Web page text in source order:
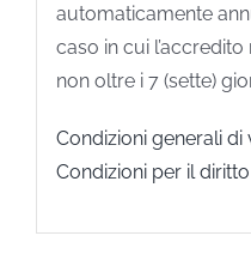
automaticamente
caso in cui
non oltre i 7 (sette)
Condizioni generali di
Condizioni per il